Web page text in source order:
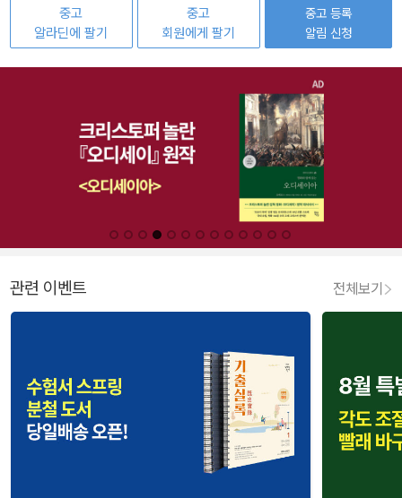
중고
알라딘에 팔기
중고
회원에게 팔기
중고 등록
알림 신청
관련 이벤트 전체보기